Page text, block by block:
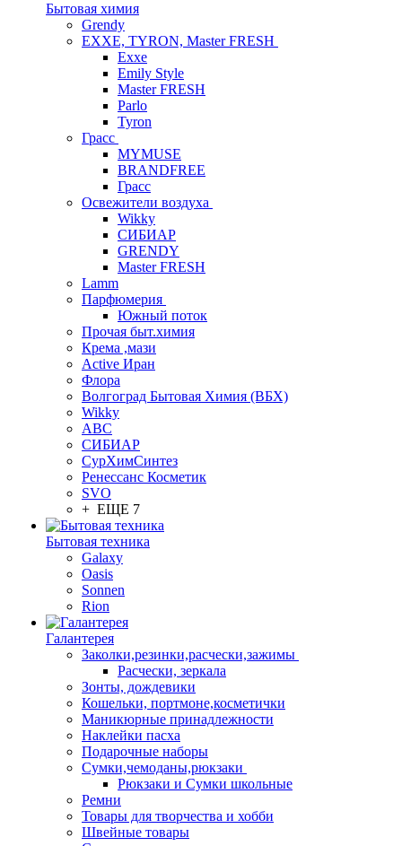
Бытовая химия
Grendy
EXXE, TYRON, Master FRESH
Exxe
Emily Style
Master FRESH
Parlo
Tyron
Грасс
MYMUSE
BRANDFREE
Грасс
Освежители воздуха
Wikky
СИБИАР
GRENDY
Master FRESH
Lamm
Парфюмерия
Южный поток
Прочая быт.химия
Крема ,мази
Аctive Иран
Флора
Волгоград Бытовая Химия (ВБХ)
Wikky
АВС
СИБИАР
СурХимСинтез
Ренессанс Косметик
SVO
+ ЕЩЕ 7
Бытовая техника
Galaxy
Oasis
Sonnen
Rion
Галантерея
Заколки,резинки,расчески,зажимы
Расчески, зеркала
Зонты, дождевики
Кошельки, портмоне,косметички
Маникюрные принадлежности
Наклейки пасха
Подарочные наборы
Сумки,чемоданы,рюкзаки
Рюкзаки и Сумки школьные
Ремни
Товары для творчества и хобби
Швейные товары